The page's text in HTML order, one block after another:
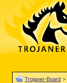
Trojaner-Board >